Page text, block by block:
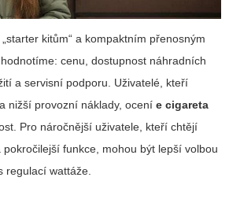
kitům“ a kompaktním přenosným
cenu, dostupnost náhradních
a servisní podporu. Uživatelé, kteří
nižší provozní náklady, ocení e cigareta
Pro náročnější uživatele, kteří chtějí
pokročilejší funkce, mohou být lepší volbou
regulací wattáže.